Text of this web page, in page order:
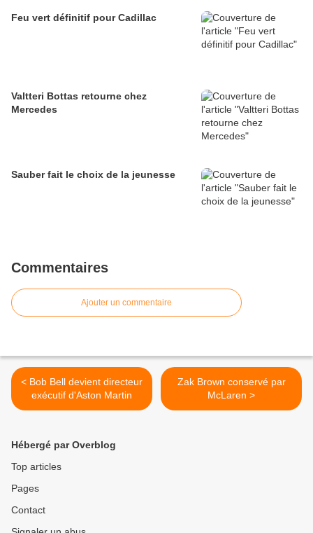
Feu vert définitif pour Cadillac
Valtteri Bottas retourne chez
Mercedes
Sauber fait le choix de la jeunesse
Commentaires
Ajouter un commentaire
< Bob Bell devient directeur
exécutif d'Aston Martin
Zak Brown conservé par
McLaren >
Hébergé par Overblog
Top articles
Pages
Contact